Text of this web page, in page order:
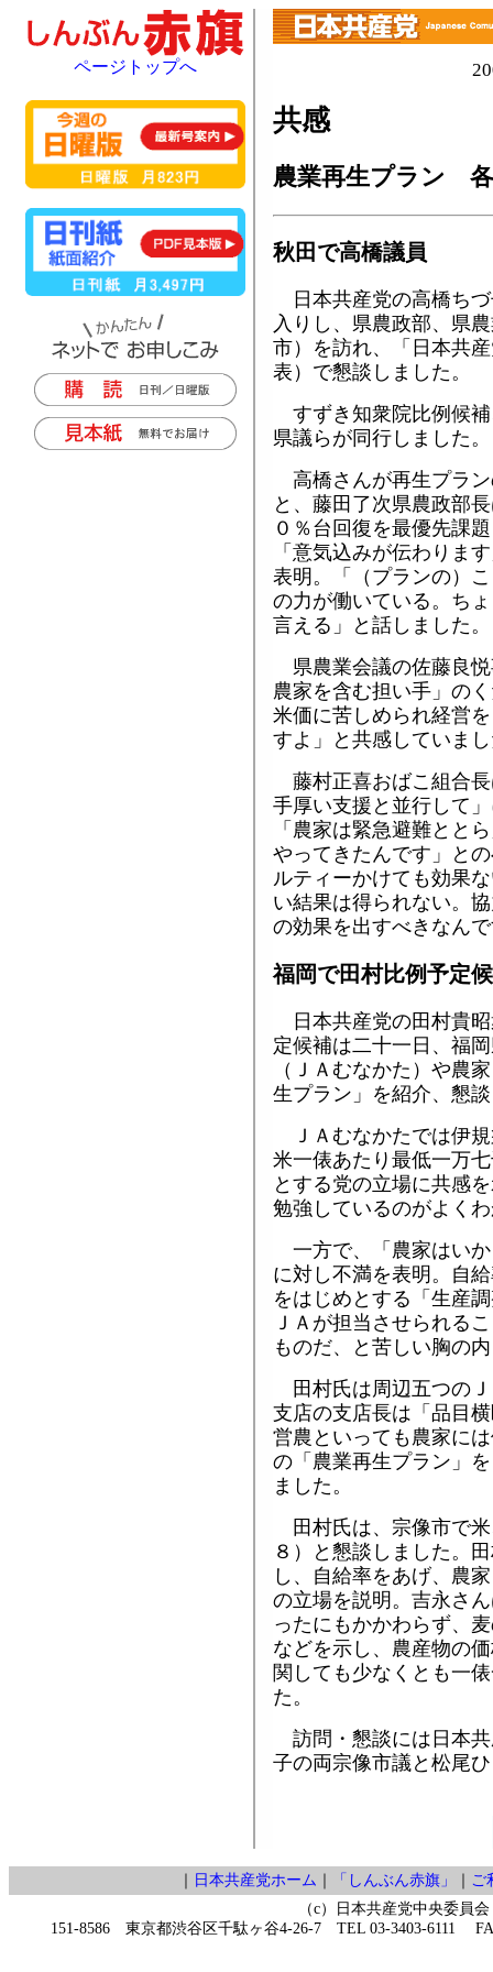
共感
農業再生プラン
秋田で高橋議員
日本共産党の高橋ち
入りし、県農政部、県
市）を訪れ、「日本共
表）で懇談しました。
すずき知衆院比例候
県議らが同行しました。
高橋さんが再生プラ
と、藤田了次県農政部
０％台回復を最優先課
「意気込みが伝わりま
表明。「（プランの）
の力が働いている。ち
言える」と話しました。
県農業会議の佐藤良
農家を含む担い手」の
米価に苦しめられ経営
すよ」と共感していま
藤村正喜おばこ組合
手厚い支援と並行して
「農家は緊急避難とと
やってきたんです」と
ルティーかけても効果
い結果は得られない。
の効果を出すべきなん
福岡で田村比例予定
日本共産党の田村貴
定候補は二十一日、福
（ＪＡむなかた）や農
生プラン」を紹介、懇
ＪＡむなかたでは伊
米一俵あたり最低一万
とする党の立場に共感
勉強しているのがよく
一方で、「農家はい
に対し不満を表明。自
をはじめとする「生産
ＪＡが担当させられる
ものだ、と苦しい胸の
田村氏は周辺五つの
支店の支店長は「品目
営農といっても農家に
の「農業再生プラン」
ました。
田村氏は、宗像市で
８）と懇談しました。
し、自給率をあげ、農
の立場を説明。吉永さ
ったにもかかわらず、
などを示し、農産物の
関しても少なくとも一
た。
訪問・懇談には日本
子の両宗像市議と松尾
ページトップへ
日本共産党ホーム 「しんぶん赤旗」
ご
（c）日本共産党中央委員会
151-8586 東京都渋谷区千駄ヶ谷4-26-7 TEL 03-3403-6111